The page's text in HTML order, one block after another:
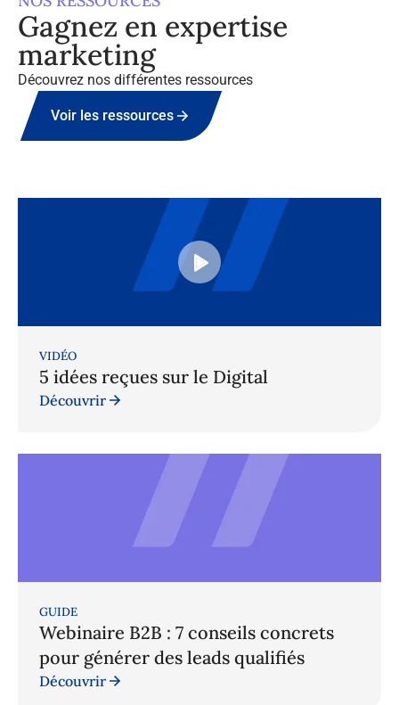
Gagnez en expertise
marketing
Découvrez nos différentes ressources
Voir les ressources
VIDÉO
5 idées reçues sur le Digital
Découvrir
GUIDE
Webinaire B2B : 7 conseils concrets
pour générer des leads qualifiés
Découvrir